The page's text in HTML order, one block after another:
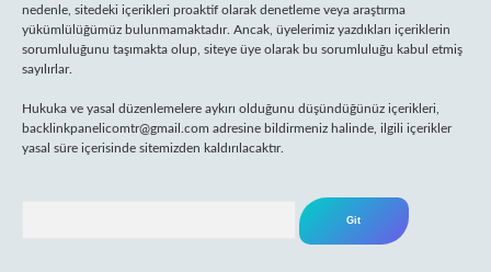
nedenle, sitedeki içerikleri proaktif olarak denetleme veya araştırma
yükümlülüğümüz bulunmamaktadır. Ancak, üyelerimiz yazdıkları içeriklerin
sorumluluğunu taşımakta olup, siteye üye olarak bu sorumluluğu kabul etmiş
sayılırlar.
Hukuka ve yasal düzenlemelere aykırı olduğunu düşündüğünüz içerikleri,
backlinkpanelicomtr@gmail.com adresine bildirmeniz halinde, ilgili içerikler
yasal süre içerisinde sitemizden kaldırılacaktır.